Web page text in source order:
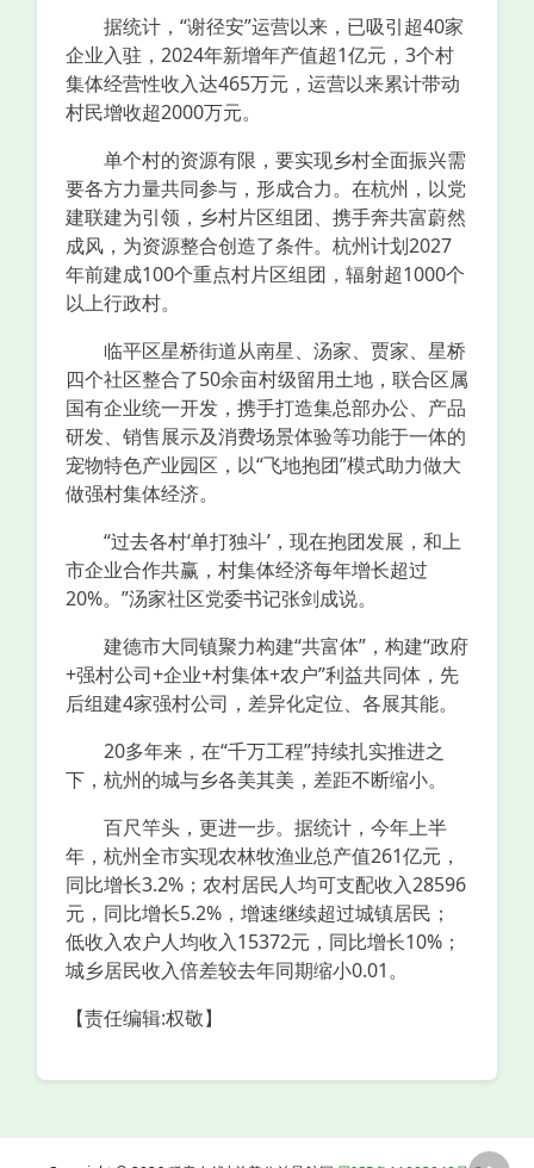
据统计，“谢径安”运营以来，已吸引超40家
企业入驻，2024年新增年产值超1亿元，3个村
集体经营性收入达465万元，运营以来累计带动
村民增收超2000万元。
单个村的资源有限，要实现乡村全面振兴需
要各方力量共同参与，形成合力。在杭州，以党
建联建为引领，乡村片区组团、携手奔共富蔚然
成风，为资源整合创造了条件。杭州计划2027
年前建成100个重点村片区组团，辐射超1000个
以上行政村。
临平区星桥街道从南星、汤家、贾家、星桥
四个社区整合了50余亩村级留用土地，联合区属
国有企业统一开发，携手打造集总部办公、产品
研发、销售展示及消费场景体验等功能于一体的
宠物特色产业园区，以“飞地抱团”模式助力做大
做强村集体经济。
“过去各村‘单打独斗’，现在抱团发展，和上
市企业合作共赢，村集体经济每年增长超过
20%。”汤家社区党委书记张剑成说。
建德市大同镇聚力构建“共富体”，构建“政府
+强村公司+企业+村集体+农户”利益共同体，先
后组建4家强村公司，差异化定位、各展其能。
20多年来，在“千万工程”持续扎实推进之
下，杭州的城与乡各美其美，差距不断缩小。
百尺竿头，更进一步。据统计，今年上半
年，杭州全市实现农林牧渔业总产值261亿元，
同比增长3.2%；农村居民人均可支配收入28596
元，同比增长5.2%，增速继续超过城镇居民；
低收入农户人均收入15372元，同比增长10%；
城乡居民收入倍差较去年同期缩小0.01。
【责任编辑:权敬】